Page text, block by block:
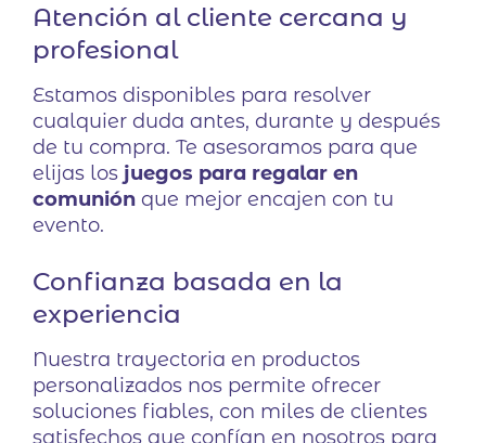
Atención al cliente cercana y
profesional
Estamos disponibles para resolver
cualquier duda antes, durante y después
de tu compra. Te asesoramos para que
elijas los juegos para regalar en
comunión que mejor encajen con tu
evento.
Confianza basada en la
experiencia
Nuestra trayectoria en productos
personalizados nos permite ofrecer
soluciones fiables, con miles de clientes
satisfechos que confían en nosotros para